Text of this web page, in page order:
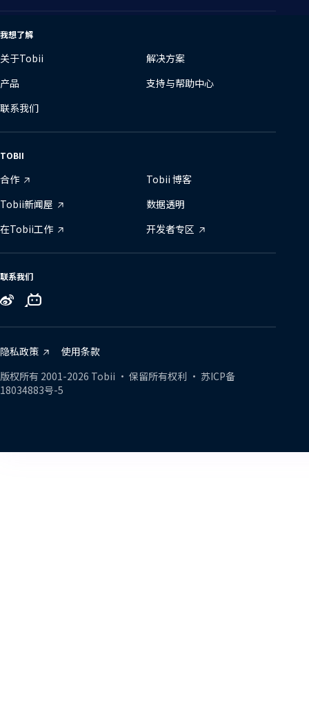
我想了解
关于Tobii
解决方案
产品
支持与帮助中心
联系我们
TOBII
合作
Tobii 博客
Tobii新闻屋
数据透明
在Tobii工作
开发者专区
联系我们
Tobii
Weibo
Tobii
Zhihu
Tobii
Bilibili
隐私政策
使用条款
版权所有 2001-2026 Tobii • 保留所有权利 • 苏ICP备
18034883号-5